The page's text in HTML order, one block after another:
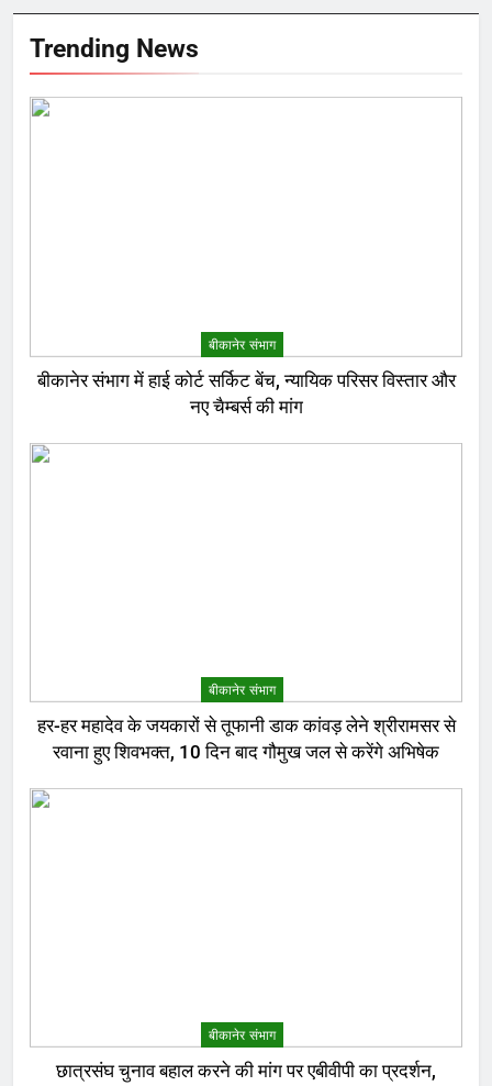
Trending News
बीकानेर संभाग
बीकानेर संभाग में हाई कोर्ट सर्किट बेंच, न्यायिक परिसर विस्तार और
नए चैम्बर्स की मांग
बीकानेर संभाग
हर-हर महादेव के जयकारों से तूफानी डाक कांवड़ लेने श्रीरामसर से
रवाना हुए शिवभक्त, 10 दिन बाद गौमुख जल से करेंगे अभिषेक
बीकानेर संभाग
छात्रसंघ चुनाव बहाल करने की मांग पर एबीवीपी का प्रदर्शन,